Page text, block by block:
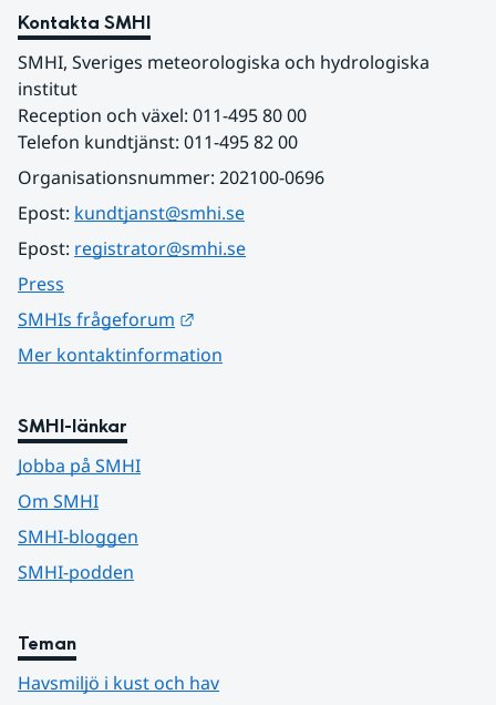
Kontakta SMHI
SMHI, Sveriges meteorologiska och hydrologiska
institut
Reception och växel: 011-495 80 00
Telefon kundtjänst: 011-495 82 00
Organisationsnummer: 202100-0696
Epost: kundtjanst@smhi.se
Epost: registrator@smhi.se
Press
SMHIs frågeforum
Mer kontaktinformation
SMHI-länkar
Jobba på SMHI
Om SMHI
SMHI-bloggen
SMHI-podden
Teman
Havsmiljö i kust och hav